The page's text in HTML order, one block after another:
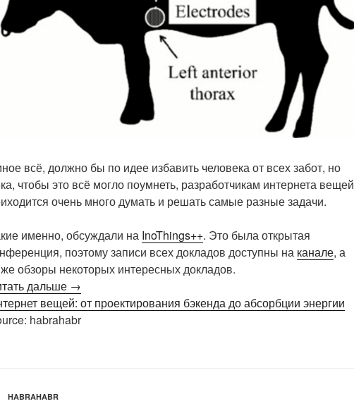
всё, должно бы по идее избавить человека от всех забот, но
чтобы это всё могло поумнеть, разработчикам интернета вещей
очень много думать и решать самые разные задачи.
именно, обсуждали на InoThings++. Это была открытая
поэтому записи всех докладов доступны на канале, а
обзоры некоторых интересных докладов.
дальше →
вещей: от проектирования бэкенда до абсорбции энергии
habrahabr
РУБРИКИ
HABRAHABR